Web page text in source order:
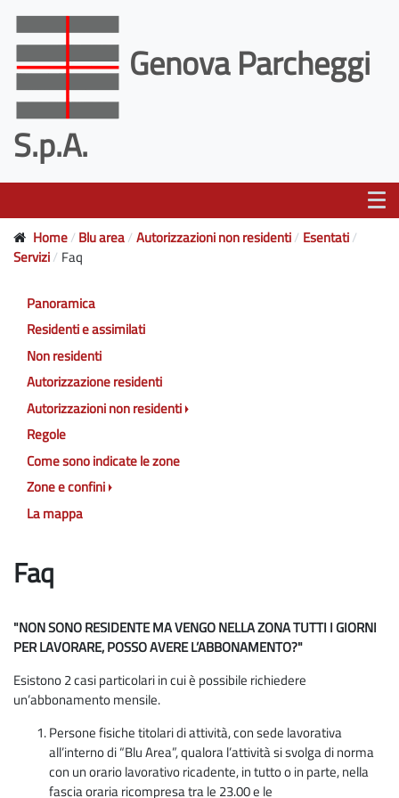
Genova Parcheggi
S.p.A.
Home Blu area Autorizzazioni non residenti
Esentati
Servizi
Faq
Faq
"NON SONO RESIDENTE MA VENGO NELLA ZONA TUTTI I GIORNI
PER LAVORARE, POSSO AVERE L’ABBONAMENTO?"
Esistono 2 casi particolari in cui è possibile richiedere
un’abbonamento mensile.
Persone fisiche titolari di attività, con sede lavorativa
all’interno di “Blu Area”, qualora l’attività si svolga di norma
con un orario lavorativo ricadente, in tutto o in parte, nella
fascia oraria ricompresa tra le 23.00 e le
Panoramica
Residenti e assimilati
Non residenti
Autorizzazione residenti
Autorizzazioni non residenti
Regole
Come sono indicate le zone
Zone e confini
La mappa